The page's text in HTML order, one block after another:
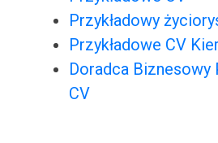
Przykładowy
Przykładowe CV
Doradca Biznesowy
CV